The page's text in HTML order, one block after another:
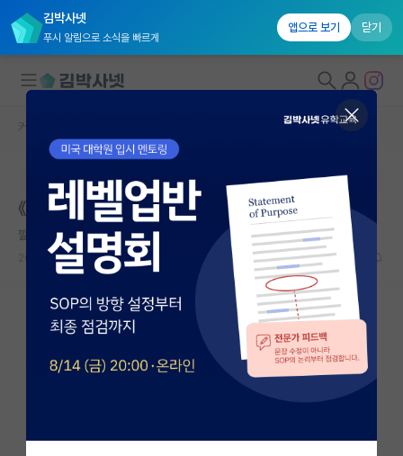
김박사넷
푸시 알림으로 소식을 빠르게
앱으로 보기 닫기
대학원생 모집
국내대학원 정보
연구실&오픈랩
커뮤니티
커뮤니티 홈
전체글보기
베스트 게시판
자유 게시판(아무개랩)
커뮤니티 홈
본문이 수정되지 않는 박제글입니다.
《계명대 경제학업/취업스터디모임 스터디원 모집!》
깔끔한 요하네스 케플러
2024.02.25 2 1468